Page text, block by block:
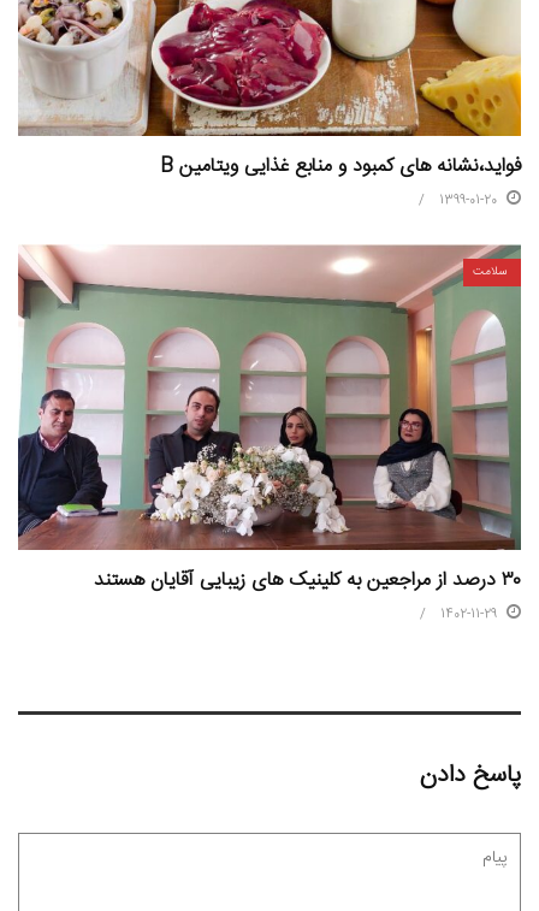
فواید،نشانه های کمبود و منابع غذایی ویتامین B
1399-01-20
سلامت
۳۰ درصد از مراجعین به کلینیک های زیبایی آقایان هستند
1402-11-29
پاسخ دادن